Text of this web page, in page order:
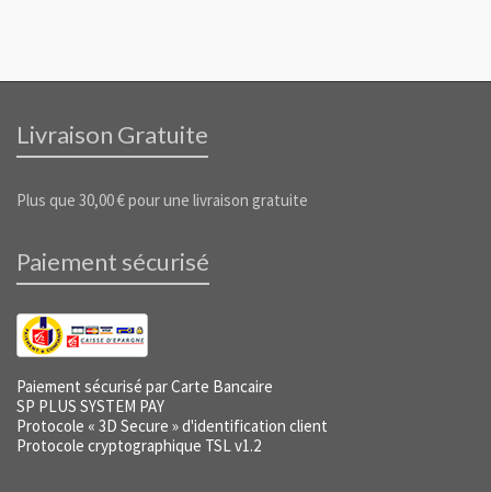
Livraison Gratuite
Plus que 30,00€pour une livraison gratuite
Paiement sécurisé
Paiement sécurisé par Carte Bancaire
SP PLUS SYSTEM PAY
Protocole « 3D Secure » d'identification client
Protocole cryptographique TSL v1.2